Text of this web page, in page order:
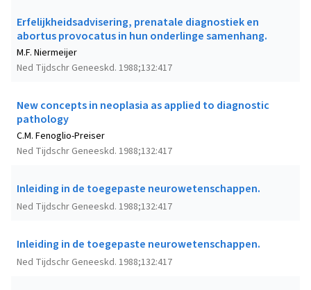
Erfelijkheidsadvisering, prenatale diagnostiek en
abortus provocatus in hun onderlinge samenhang.
Ned Tijdschr Geneeskd. 1988;132:417
M.F. Niermeijer
New concepts in neoplasia as applied to diagnostic
pathology
Ned Tijdschr Geneeskd. 1988;132:417
C.M. Fenoglio-Preiser
Inleiding in de toegepaste neurowetenschappen.
Ned Tijdschr Geneeskd. 1988;132:417
Inleiding in de toegepaste neurowetenschappen.
Ned Tijdschr Geneeskd. 1988;132:417